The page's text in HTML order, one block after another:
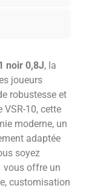
noir 0,8J, la
joueurs
robustesse et
10, cette
moderne, un
adaptée
soyez
vous offre un
customisation